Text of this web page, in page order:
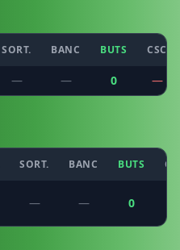
SORT. BANC BUTS CSC
— — 0 —
SORT. BANC BUTS
— — 0